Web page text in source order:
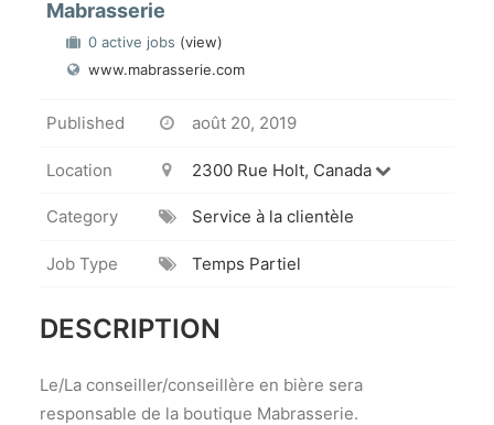
Mabrasserie
0 active jobs (view)
www.mabrasserie.com
Published août 20, 2019
Location 2300 Rue Holt, Canada
Category Service à la clientèle
Job Type Temps Partiel
DESCRIPTION
Le/La conseiller/conseillère en bière sera
responsable de la boutique Mabrasserie.